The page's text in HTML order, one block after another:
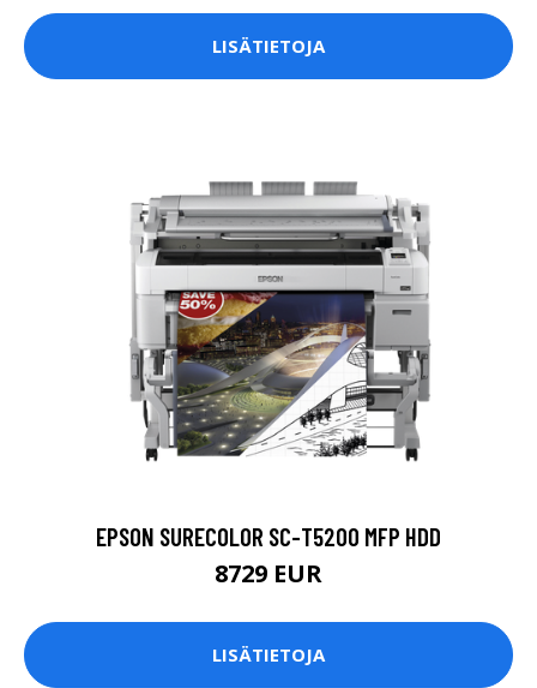
LISÄTIETOJA
EPSON SURECOLOR SC-T5200 MFP HDD
8729 EUR
LISÄTIETOJA